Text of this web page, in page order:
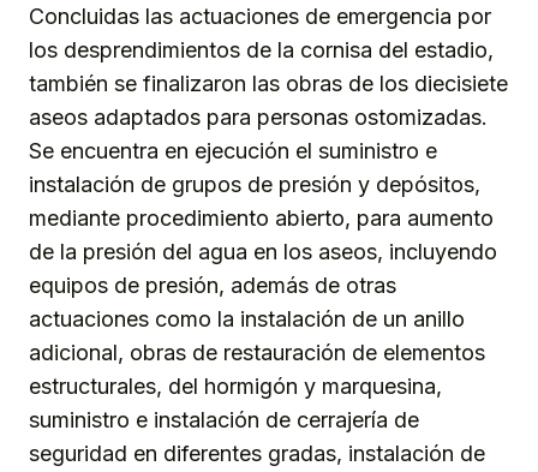
Concluidas las actuaciones de emergencia por
los desprendimientos de la cornisa del estadio,
también se finalizaron las obras de los diecisiete
aseos adaptados para personas ostomizadas.
Se encuentra en ejecución el suministro e
instalación de grupos de presión y depósitos,
mediante procedimiento abierto, para aumento
de la presión del agua en los aseos, incluyendo
equipos de presión, además de otras
actuaciones como la instalación de un anillo
adicional, obras de restauración de elementos
estructurales, del hormigón y marquesina,
suministro e instalación de cerrajería de
seguridad en diferentes gradas, instalación de